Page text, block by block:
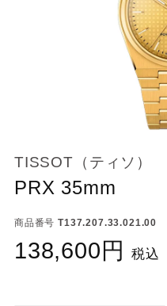
TISSOT（ティソ）
PRX 35mm
商品番号 T137.207.33.021.00
138,600 税込